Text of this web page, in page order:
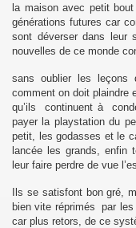
la maison avec petit
générations futures car
sont déverser dans leur
nouvelles de ce monde
sans oublier les leçons
comment on doit plaindre
qu’ils continuent à
payer la playstation du
petit, les godasses et le
lancée les grands, enfin
leur faire perdre de vue
Ils se satisfont bon gré,
bien vite réprimés par les
car plus retors, de ce
ETRANGERS
2011
HUMAINS 2012